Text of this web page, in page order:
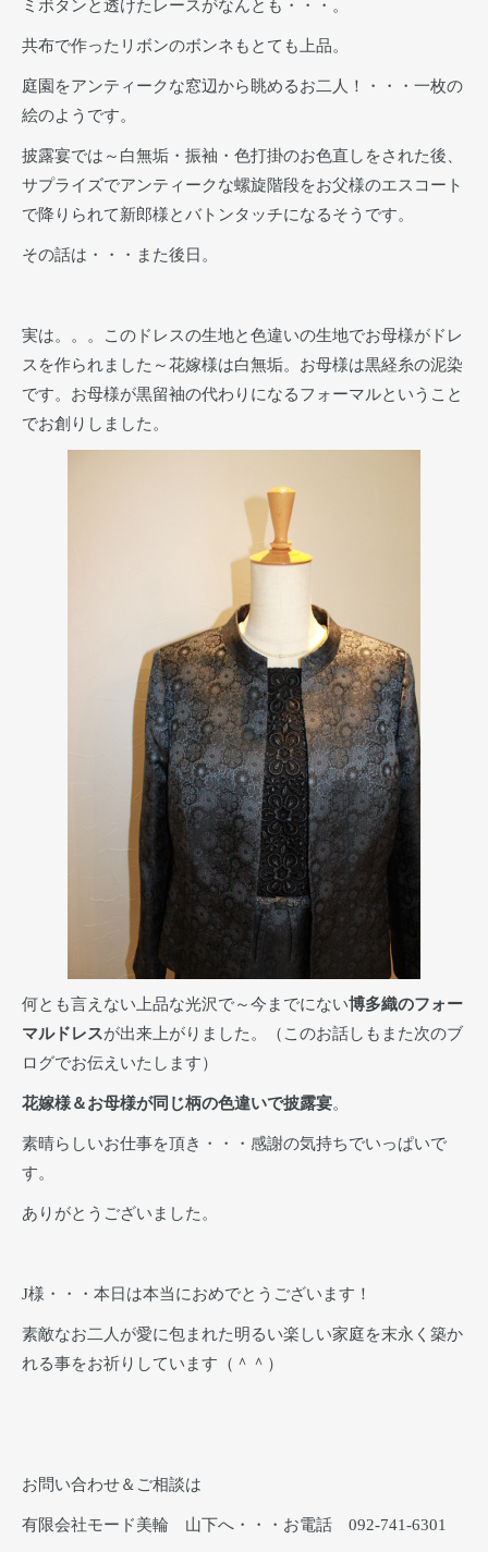
ミボタンと透けたレースがなんとも・・・。
共布で作ったリボンのボンネもとても上品。
庭園をアンティークな窓辺から眺めるお二人！・・・一枚の
絵のようです。
披露宴では～白無垢・振袖・色打掛のお色直しをされた後、
サプライズでアンティークな螺旋階段をお父様のエスコート
で降りられて新郎様とバトンタッチになるそうです。
その話は・・・また後日。
実は。。。このドレスの生地と色違いの生地でお母様がドレ
スを作られました～花嫁様は白無垢。お母様は黒経糸の泥染
です。お母様が黒留袖の代わりになるフォーマルということ
でお創りしました。
何とも言えない上品な光沢で～今までにない博多織のフォー
マルドレスが出来上がりました。（このお話しもまた次のブ
ログでお伝えいたします）
花嫁様＆お母様が同じ柄の色違いで披露宴。
素晴らしいお仕事を頂き・・・感謝の気持ちでいっぱいで
す。
ありがとうございました。
J様・・・本日は本当におめでとうございます！
素敵なお二人が愛に包まれた明るい楽しい家庭を末永く築か
れる事をお祈りしています（＾＾）
お問い合わせ＆ご相談は
有限会社モード美輪 山下へ・・・お電話 092-741-6301